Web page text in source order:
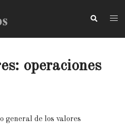
operaciones
general de los valores